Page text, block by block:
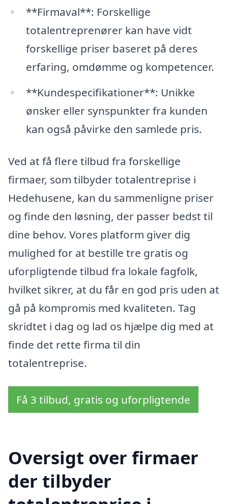
**Firmaval**: Forskellige
totalentreprenører kan have vidt
forskellige priser baseret på deres
erfaring, omdømme og kompetencer.
**Kundespecifikationer**: Unikke
ønsker eller synspunkter fra kunden
kan også påvirke den samlede pris.
Ved at få flere tilbud fra forskellige
firmaer, som tilbyder totalentreprise i
Hedehusene, kan du sammenligne priser
og finde den løsning, der passer bedst til
dine behov. Vores platform giver dig
mulighed for at bestille tre gratis og
uforpligtende tilbud fra lokale fagfolk,
hvilket sikrer, at du får en god pris uden at
gå på kompromis med kvaliteten. Tag
skridtet i dag og lad os hjælpe dig med at
finde det rette firma til din
totalentreprise.
Få 3 tilbud, gratis og uforpligtende
Oversigt over firmaer
der tilbyder